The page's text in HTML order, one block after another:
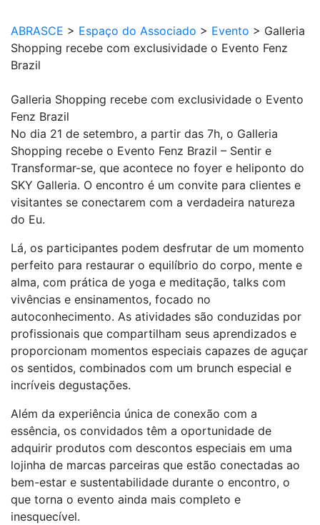
ABRASCE > Espaço do Associado > Evento > Galleria
Shopping recebe com exclusividade o Evento Fenz
Brazil
Galleria Shopping recebe com exclusividade o Evento
Fenz Brazil
No dia 21 de setembro, a partir das 7h, o Galleria
Shopping recebe o Evento Fenz Brazil – Sentir e
Transformar-se, que acontece no foyer e heliponto do
SKY Galleria. O encontro é um convite para clientes e
visitantes se conectarem com a verdadeira natureza
do Eu.
Lá, os participantes podem desfrutar de um momento
perfeito para restaurar o equilíbrio do corpo, mente e
alma, com prática de yoga e meditação, talks com
vivências e ensinamentos, focado no
autoconhecimento. As atividades são conduzidas por
profissionais que compartilham seus aprendizados e
proporcionam momentos especiais capazes de aguçar
os sentidos, combinados com um brunch especial e
incríveis degustações.
Além da experiência única de conexão com a
essência, os convidados têm a oportunidade de
adquirir produtos com descontos especiais em uma
lojinha de marcas parceiras que estão conectadas ao
bem-estar e sustentabilidade durante o encontro, o
que torna o evento ainda mais completo e
inesquecível.